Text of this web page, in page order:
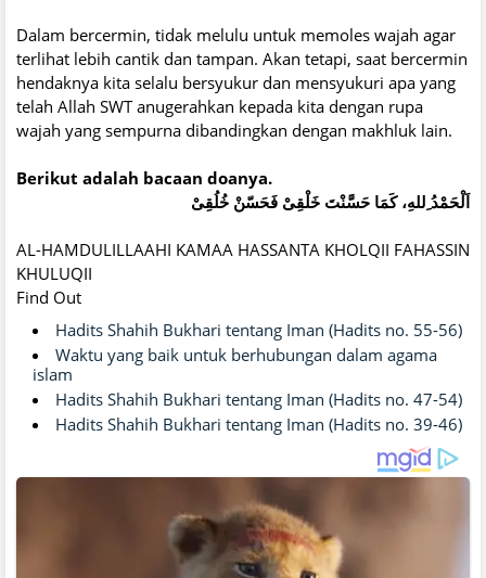
Dalam bercermin, tidak melulu untuk memoles wajah agar
terlihat lebih cantik dan tampan. Akan tetapi, saat bercermin
hendaknya kita selalu bersyukur dan mensyukuri apa yang
telah Allah SWT anugerahkan kepada kita dengan rupa
wajah yang sempurna dibandingkan dengan makhluk lain.
Berikut adalah bacaan doanya.
اَلْحَمْدُ ِللهِ، كَمَا حَسَّنْتَ خَلْقِىْ فَحَسّنْ خُلُقِىْ
AL-HAMDULILLAAHI KAMAA HASSANTA KHOLQII FAHASSIN
KHULUQII
Find Out
Hadits Shahih Bukhari tentang Iman (Hadits no. 55-56)
Waktu yang baik untuk berhubungan dalam agama
islam
Hadits Shahih Bukhari tentang Iman (Hadits no. 47-54)
Hadits Shahih Bukhari tentang Iman (Hadits no. 39-46)